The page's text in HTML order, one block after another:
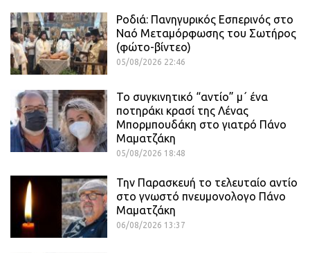
Ροδιά: Πανηγυρικός Εσπερινός στο
Ναό Μεταμόρφωσης του Σωτήρος
(φώτο-βίντεο)
05/08/2026 22:46
Το συγκινητικό “αντίο” μ΄ ένα
ποτηράκι κρασί της Λένας
Μπορμπουδάκη στο γιατρό Πάνο
Μαματζάκη
05/08/2026 18:48
Την Παρασκευή το τελευταίο αντίο
στο γνωστό πνευμονολογο Πάνο
Μαματζάκη
06/08/2026 13:37